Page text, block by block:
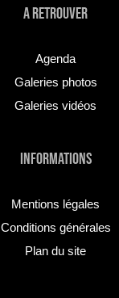
A RETROUVER
Agenda
Galeries photos
Galeries vidéos
INFORMATIONS
Mentions légales
Conditions générales
Plan du site